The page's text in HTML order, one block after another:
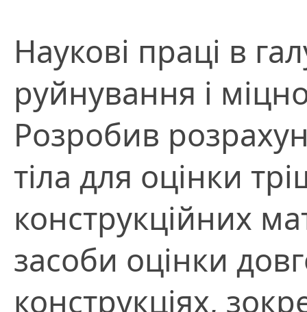
Наукові праці в
руйнування і
Розробив
тіла для оцінки
конструкційних
засоби оцінки
конструкціях,